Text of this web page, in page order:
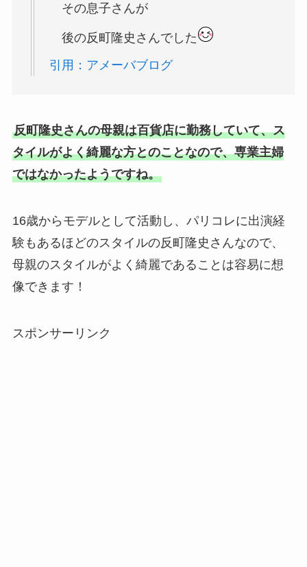
その息子さんが
後の反町隆史さんでした
引用：アメーバブログ
反町隆史さんの母親は百貨店に勤務していて、ス
タイルがよく綺麗な方とのことなので、専業主婦
ではなかったようですね。
16歳からモデルとして活動し、パリコレに出演経
験もあるほどのスタイルの反町隆史さんなので、
母親のスタイルがよく綺麗であることは容易に想
像できます！
スポンサーリンク